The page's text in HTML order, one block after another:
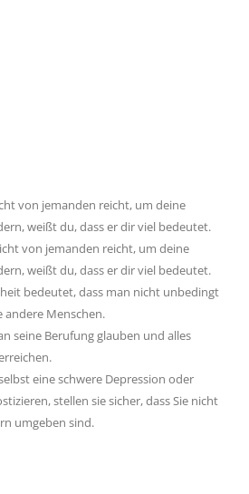
von jemanden reicht, um deine
weißt du, dass er dir viel bedeutet.
von jemanden reicht, um deine
weißt du, dass er dir viel bedeutet.
bedeutet, dass man nicht unbedingt
andere Menschen.
seine Berufung glauben und alles
eine schwere Depression oder
stellen sie sicher, dass Sie nicht
umgeben sind.